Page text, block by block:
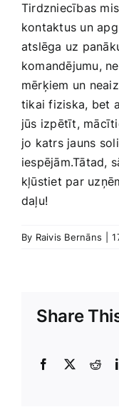
Tirdzniecības
‍kontaktus un
atslēga uz
komandējumu,
mērķiem un
‍tikai fiziska, bet
​jūs izpētīt,
jo katrs jauns
iespējām.Tātad,
kļūstiet par
daļu!
By Raivis Bernāns
Share
Facebook
X